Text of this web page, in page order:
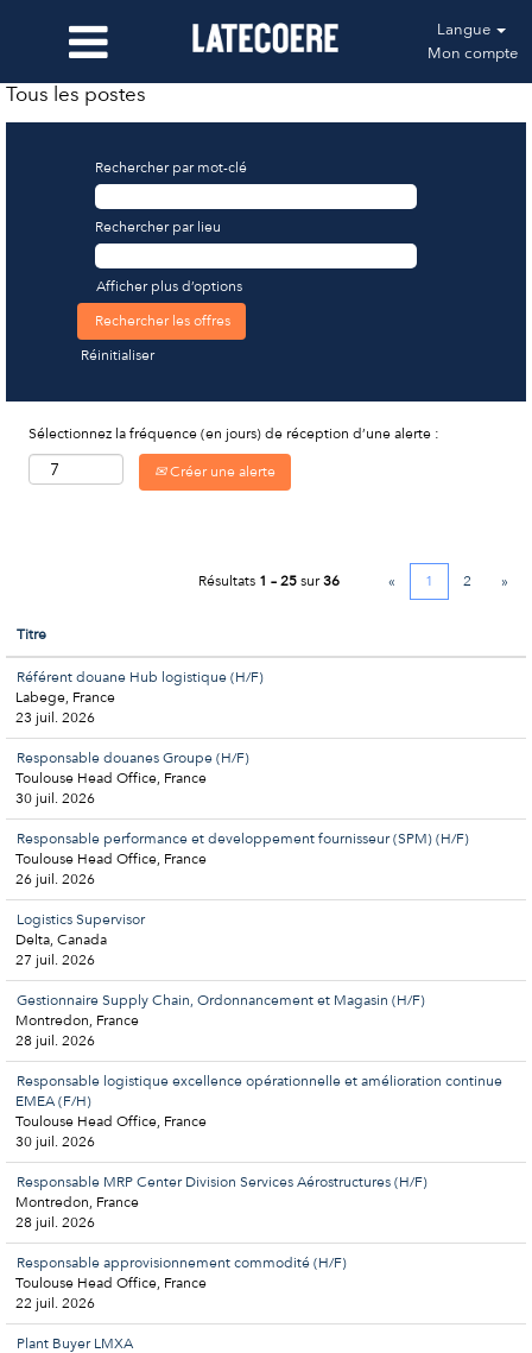
Langue
Mon compte
Tous les postes
Rechercher par mot-clé
Rechercher par lieu
Afficher plus d’options
Réinitialiser
Sélectionnez la fréquence (en jours) de réception d’une alerte :
Créer une alerte
Résultats 1 – 25 sur36 « 1 2 »
Titre
Référent douane Hub logistique (H/F)
Labege, France
23 juil. 2026
Responsable douanes Groupe (H/F)
Toulouse Head Office, France
30 juil. 2026
Responsable performance et developpement fournisseur (SPM) (H/F)
Toulouse Head Office, France
26 juil. 2026
Logistics Supervisor
Delta, Canada
27 juil. 2026
Gestionnaire Supply Chain, Ordonnancement et Magasin (H/F)
Montredon, France
28 juil. 2026
Responsable logistique excellence opérationnelle et amélioration continue
EMEA (F/H)
Toulouse Head Office, France
30 juil. 2026
Responsable MRP Center Division Services Aérostructures (H/F)
Montredon, France
28 juil. 2026
Responsable approvisionnement commodité (H/F)
Toulouse Head Office, France
22 juil. 2026
Plant Buyer LMXA